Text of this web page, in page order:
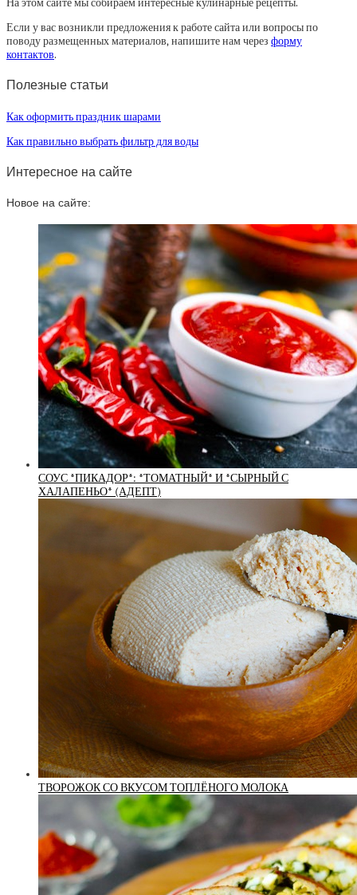
На этом сайте мы собираем интересные кулинарные рецепты.
Если у вас возникли предложения к работе сайта или вопросы по
поводу размещенных материалов, напишите нам через форму
контактов.
Полезные статьи
Как оформить праздник шарами
Как правильно выбрать фильтр для воды
Интересное на сайте
Новое на сайте:
СОУС *ПИКАДОР*: *ТОМАТНЫЙ* И *СЫРНЫЙ С
ХАЛАПЕНЬО* (АДЕПТ)
ТВОРОЖОК СО ВКУСОМ ТОПЛЁНОГО МОЛОКА